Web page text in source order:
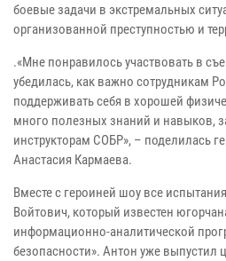
боевые задачи в экстремальных
организованной преступностью и
.«Мне понравилось участвовать в
убедилась, как важно сотрудникам
поддерживать себя в хорошей
много полезных знаний и навыков,
инструкторам СОБР», – поделилась
Анастасия Кармаева.
Вместе с героиней шоу все
Войтович, который известен
информационно-аналитической
безопасности». Антон уже выпустил